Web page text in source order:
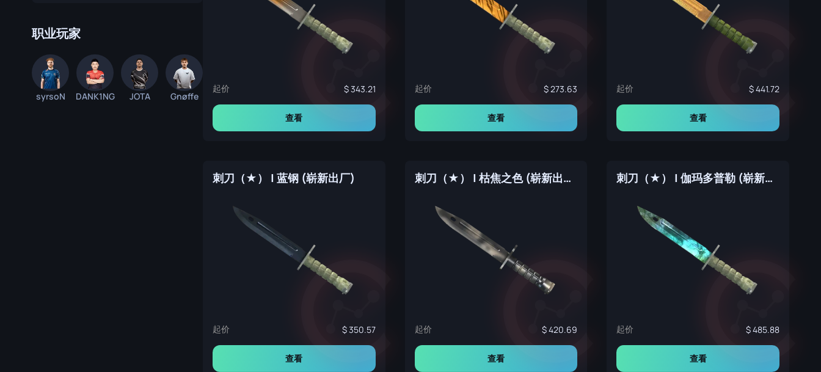
职业玩家
syrsoN DANK1NG JOTA Gnøffe
起价 343.21
查看
起价 273.63
查看
起价 441.72
查看
刺刀（★） | 蓝钢 (崭新出厂)
起价 350.57
查看
刺刀（★） | 枯焦之色 (崭新出厂)
起价 420.69
查看
刺刀（★） | 伽玛多普勒 (崭新出厂)
起价 485.88
查看